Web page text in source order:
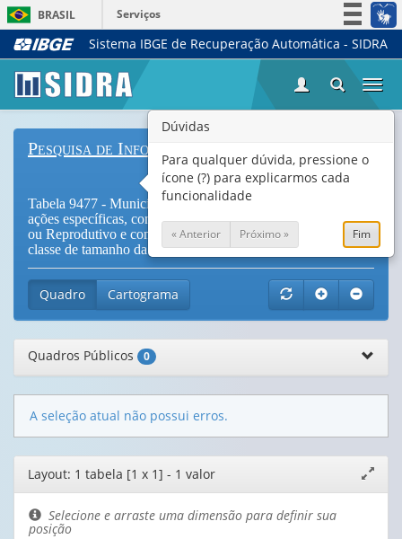
BRASIL
Serviços
Simplifique!
Acesso à informação
Canais
Sistema IBGE de Recuperação Automática - SIDRA
Pesquisa de Informações Básicas Municipais
Tabela 9477 - Municípios, total, e com política, programa ou
ações específicas, com programa de Planejamento Familiar
ou Reprodutivo e com implantação/colocação de DIU, por
classe de tamanho da população do município
Quadro Cartograma
Quadros Públicos 0
A seleção atual não possui erros.
Editor
de
layout
janela
Layout: 1 tabela [1 x 1] - 1 valor
Selecione e arraste uma dimensão para definir sua
posição
Dúvidas
Para qualquer dúvida, pressione o
ícone (?) para explicarmos cada
funcionalidade
« Anterior Próximo » Fim